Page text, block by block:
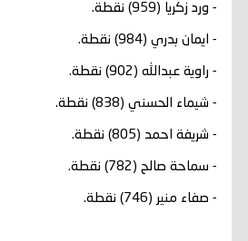
- ورد زكريا (959) نقطة.
- ايمان بدري (984) نقطة.
- راوية عبدالله (902) نقطة.
- شيماء الحسني (838) نقطة.
- شريفة احمد (805) نقطة.
- سماحة صالح (782) نقطة.
- صفاء منير (746) نقطة.